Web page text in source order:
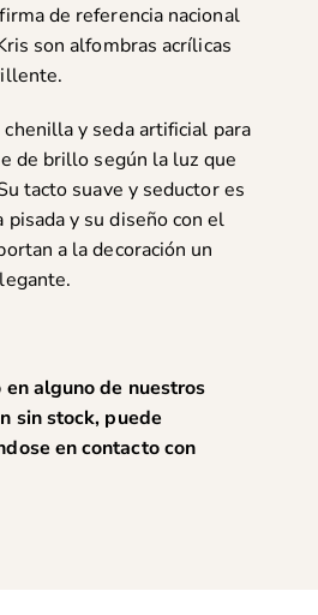
de referencia nacional
son alfombras acrílicas
chenilla y seda artificial para
de brillo según la luz que
tacto suave y seductor es
pisada y su diseño con el
a la decoración un
alguno de nuestros
sin stock, puede
encontacto con